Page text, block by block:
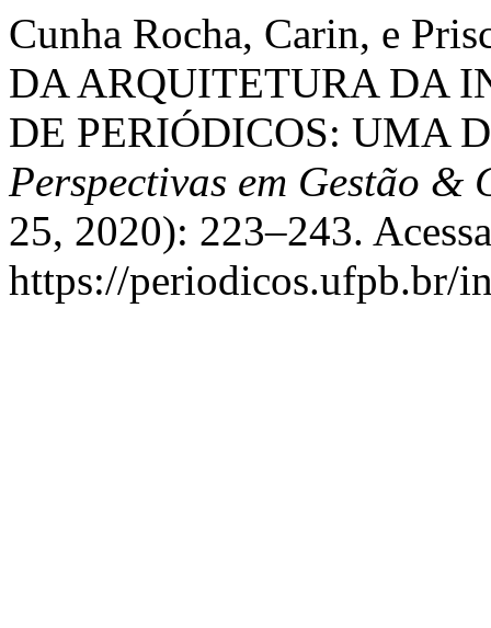
Cunha Rocha, Carin, e
DA ARQUITETURA DA
DE PERIÓDICOS: UMA
Perspectivas em Gestão &
25, 2020): 223–243.
https://periodicos.ufpb.br/